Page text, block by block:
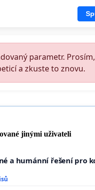
parametr.
a zkuste to znovu.
jinými uživateli
a humánní řešení pro